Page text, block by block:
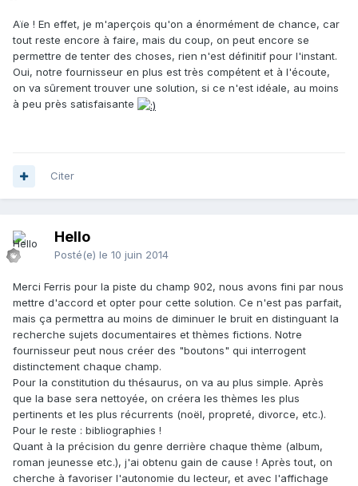
Aïe ! En effet, je m'aperçois qu'on a énormément de chance, car
tout reste encore à faire, mais du coup, on peut encore se
permettre de tenter des choses, rien n'est définitif pour l'instant.
Oui, notre fournisseur en plus est très compétent et à l'écoute,
on va sûrement trouver une solution, si ce n'est idéale, au moins
à peu près satisfaisante
Citer
Hello
Posté(e) le 10 juin 2014
Merci Ferris pour la piste du champ 902, nous avons fini par nous
mettre d'accord et opter pour cette solution. Ce n'est pas parfait,
mais ça permettra au moins de diminuer le bruit en distinguant la
recherche sujets documentaires et thèmes fictions. Notre
fournisseur peut nous créer des "boutons" qui interrogent
distinctement chaque champ.
Pour la constitution du thésaurus, on va au plus simple. Après
que la base sera nettoyée, on créera les thèmes les plus
pertinents et les plus récurrents (noël, propreté, divorce, etc.).
Pour le reste : bibliographies !
Quant à la précision du genre derrière chaque thème (album,
roman jeunesse etc.), j'ai obtenu gain de cause ! Après tout, on
cherche à favoriser l'autonomie du lecteur, et avec l'affichage